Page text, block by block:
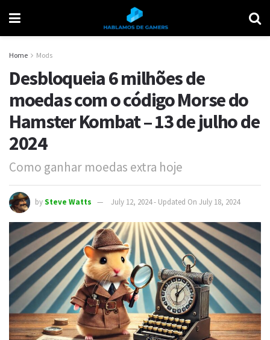
Home Mods
Desbloqueia 6 milhões de
moedas com o código Morse do
Hamster Kombat – 13 de julho de
2024
Como ganhar moedas extra hoje
bySteve Watts July 12, 2024 - Updated On July 18, 2024